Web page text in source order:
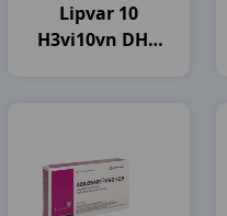
Lipvar 10
H3vi10vn DHG